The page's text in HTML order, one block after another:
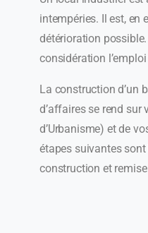
intempéries. Il est, en
détérioration
considération
La construction d’un
d’affaires se rend sur
d’Urbanisme) et de
étapes suivantes
construction et